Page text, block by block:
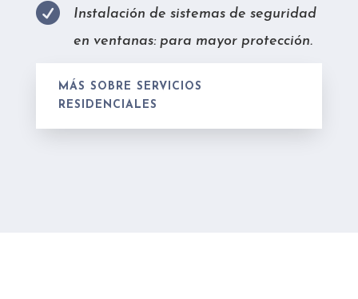

Instalación de sistemas de seguridad
en ventanas: para mayor protección.
MÁS SOBRE SERVICIOS
RESIDENCIALES